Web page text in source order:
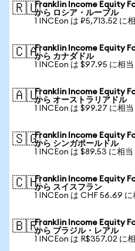
🇷🇺Franklin Income Equity
から ロシア・ルーブル
1 INCEon は ₽5,713.52 に
🇨🇦Franklin Income Equity
から カナダドル
1 INCEon は $97.95 に相当
🇦🇺Franklin Income Equity
から オーストラリアドル
1 INCEon は $99.27 に相当
🇸🇬Franklin Income Equity
から シンガポールドル
1 INCEon は $89.53 に相当
🇨🇭Franklin Income Equity
から スイスフラン
1 INCEon は CHF 56.69 に
🇧🇷Franklin Income Equity
から ブラジル・レアル
1 INCEon は R$357.02 に